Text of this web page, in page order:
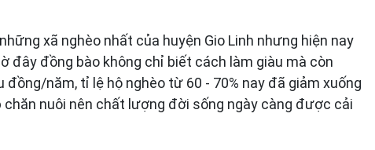
xã nghèo nhất của huyện Gio Linh nhưng hiện nay
đây đồng bào không chỉ biết cách làm giàu mà còn
năm, tỉ lệ hộ nghèo từ 60 - 70% nay đã giảm xuống
chăn nuôi nên chất lượng đời sống ngày càng được cải